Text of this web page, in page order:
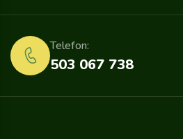
503 067 738
Telefon: